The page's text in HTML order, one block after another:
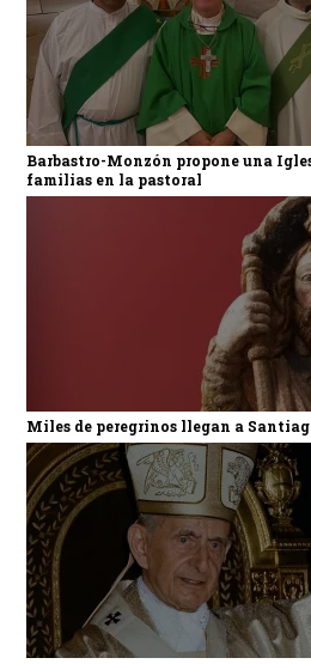
Barbastro-Monzón propone una
familias en la pastoral
Miles de peregrinos llegan a